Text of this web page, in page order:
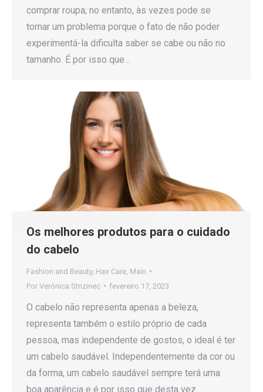
comprar roupa; no entanto, às vezes pode se
tornar um problema porque o fato de não poder
experimentá-la dificulta saber se cabe ou não no
tamanho. É por isso que…
Os melhores produtos para o cuidado
do cabelo
Fashion and Beauty, Hair Care Main
Por Verónica Strizinec fevereiro 17, 2023
O cabelo não representa apenas a beleza,
representa também o estilo próprio de cada
pessoa, mas independente de gostos, o ideal é ter
um cabelo saudável. Independentemente da cor ou
da forma, um cabelo saudável sempre terá uma
boa aparência e é por isso que desta vez